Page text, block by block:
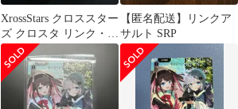
XrossStars クロススター
ズ クロスタ リンク・ア
サルト SRP
【匿名配送】リンクア
サルト SRP